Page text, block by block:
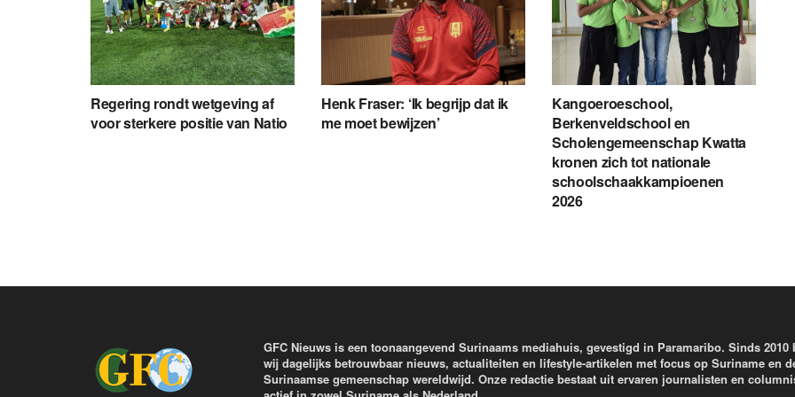
Regering rondt wetgeving af
voor sterkere positie van Natio
Henk Fraser: ‘Ik begrijp dat ik
me moet bewijzen’
Kangoeroeschool,
Berkenveldschool en
Scholengemeenschap Kwatta
kronen zich tot nationale
schoolschaakkampioenen
2026
GFC Nieuws is een toonaangevend Surinaams mediahuis, gevestigd in Paramaribo. Sinds 2010
wij dagelijks betrouwbaar nieuws, actualiteiten en lifestyle-artikelen met focus op Suriname en
Surinaamse gemeenschap wereldwijd. Onze redactie bestaat uit ervaren journalisten en